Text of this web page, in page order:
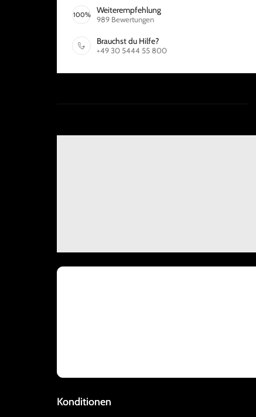
100% Weiterempfehlung
989 Bewertungen
Brauchst du Hilfe?
+49 30 5444 55 800
Konditionen